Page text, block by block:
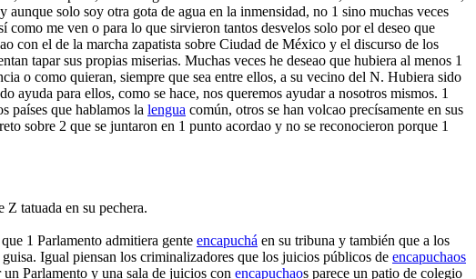
solo soy otra gota de agua en la inmensidad, no 1 sino muchas veces
me ven o para lo que sirvieron tantos desvelos solo por el deseo que
con el de la marcha zapatista sobre Ciudad de México y el discurso de los
tapar sus propias miserias. Muchas veces he deseao que hubiera al menos 1
o como quieran, siempre que sea entre ellos, a su vecino del N. Hubiera sido
para ellos, como se hace, nos queremos ayudar a nosotros mismos. 1
países que hablamos la lengua común, otros se han volcao precísamente en sus
sobre 2 que se juntaron en 1 punto acordao y no se reconocieron porque 1
tatuada en su pechera.
1 Parlamento admitiera gente encapuchá en su tribuna y también que a los
Igual piensan los criminalizadores que los juicios públicos de encapuchaos
un Parlamento y una sala de juicios con encapuchaos parece un patio de colegio